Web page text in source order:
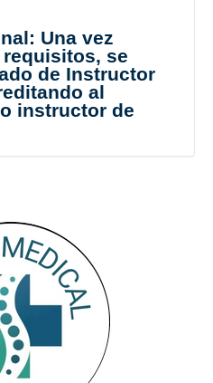
Una vez
se
de Instructor
al
instructor de